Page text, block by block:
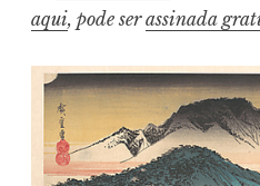
aqui, pode serassinada